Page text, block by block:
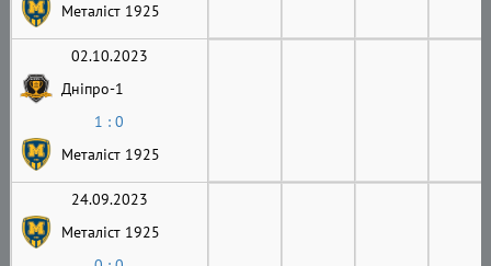
Металіст 1925
02.10.2023
Дніпро-1
1 : 0
Металіст 1925
24.09.2023
Металіст 1925